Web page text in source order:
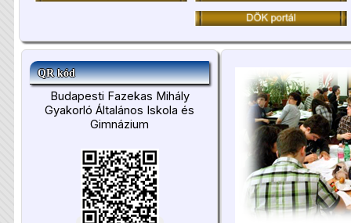
QR kód
Budapesti Fazekas Mihály
Gyakorló Általános Iskola és
Gimnázium